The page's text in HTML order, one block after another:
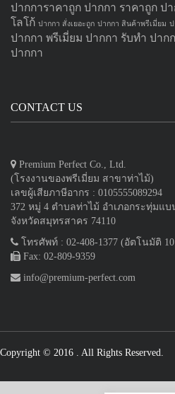
ปากการาคาถูก ปากกา ราคาถูก ป
โลโก้ ปากกา สั่งเยอะถูก ปากกา สินค้าพรีเมี่ยม ป
ปากกา พรีเมี่ยม ปากกา รับทำ ปาก
ปากกา
CONTACT US
Premium Perfect Co., Ltd.
(โรงงานของพรีเมี่ยม สาขาท่าไม้)
เลขผู้เสียภาษีอากร : 0105555089294
372 หมู่ 4 ตำบลท่าไม้ อำเภอกระทุ่มแบ
จังหวัดสมุทรสาคร 74110
โทรศัพท์ : 02-408-1377 (อัตโนมัติ
Fax: 02-809-9359
info@premium-perfect.com
Copyright © 2016 . All Rights Reserved.